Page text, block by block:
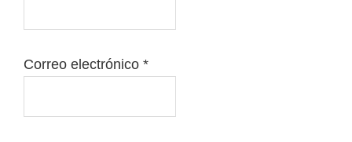
Correo electrónico *